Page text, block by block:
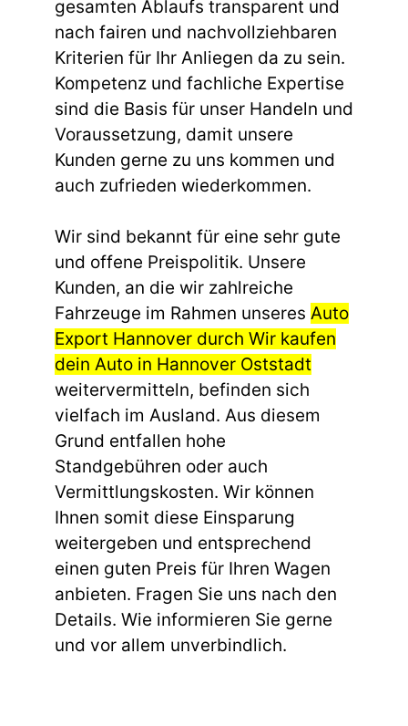
gesamten Ablaufs transparent und
nach fairen und nachvollziehbaren
Kriterien für Ihr Anliegen da zu sein.
Kompetenz und fachliche Expertise
sind die Basis für unser Handeln und
Voraussetzung, damit unsere
Kunden gerne zu uns kommen und
auch zufrieden wiederkommen.
Wir sind bekannt für eine sehr gute
und offene Preispolitik. Unsere
Kunden, an die wir zahlreiche
Fahrzeuge im Rahmen unseres Auto
Export Hannover durch Wir kaufen
dein Auto in Hannover Oststadt
weitervermitteln, befinden sich
vielfach im Ausland. Aus diesem
Grund entfallen hohe
Standgebühren oder auch
Vermittlungskosten. Wir können
Ihnen somit diese Einsparung
weitergeben und entsprechend
einen guten Preis für Ihren Wagen
anbieten. Fragen Sie uns nach den
Details. Wie informieren Sie gerne
und vor allem unverbindlich.